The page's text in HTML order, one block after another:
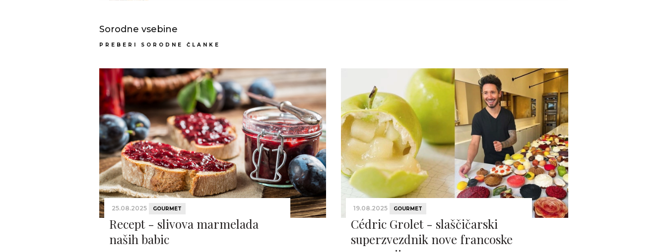
Sorodne vsebine
PREBERI SORODNE ČLANKE
25.08.2025 GOURMET
Recept - slivova marmelada
naših babic
19.08.2025 GOURMET
Cédric Grolet - slaščičarski
superzvezdnik nove francoske